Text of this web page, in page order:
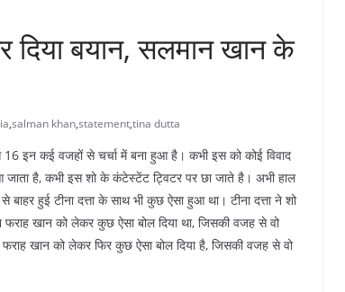
दिया बयान, सलमान खान के
,salman khan,statement,tina dutta
16 इन कई वजहों से चर्चा में बना हुआ है। कभी इस को कोई विवाद
जाता है, कभी इस शो के कंटेस्टेंट ट्विटर पर छा जाते है। अभी हाल
बाहर हुई टीना दत्ता के साथ भी कुछ ऐसा हुआ था। टीना दत्ता ने शो
फराह खान को लेकर कुछ ऐसा बोल दिया था, जिसकी वजह से वो
खान को लेकर फिर कुछ ऐसा बोल दिया है, जिसकी वजह से वो